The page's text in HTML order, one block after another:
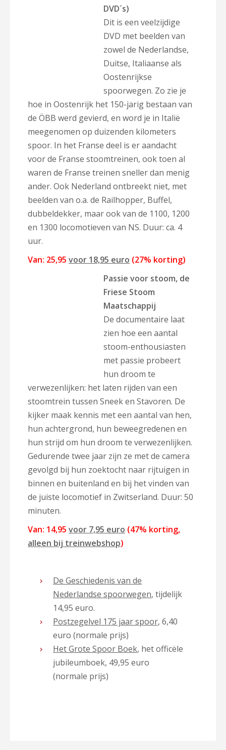
DVD´s)
Dit is een veelzijdige
DVD met beelden van
zowel de Nederlandse,
Duitse, Italiaanse als
Oostenrijkse
spoorwegen. Zo zie je
hoe in Oostenrijk het 150-jarig bestaan van
de ÖBB werd gevierd, en word je in Italië
meegenomen op duizenden kilometers
spoor. In het Franse deel is er aandacht
voor de Franse stoomtreinen, ook toen al
waren de Franse treinen sneller dan menig
ander. Ook Nederland ontbreekt niet, met
beelden van o.a. de Railhopper, Buffel,
dubbeldekker, maar ook van de 1100, 1200
en 1300 locomotieven van NS. Duur: ca. 4
uur.
Van: 25,95 voor 18,95 euro (27% korting)
Passie voor stoom, de
Friese Stoom
Maatschappij
De documentaire laat
zien hoe een aantal
stoom-enthousiasten
met passie probeert
hun droom te
verwezenlijken: het laten rijden van een
stoomtrein tussen Sneek en Stavoren. De
kijker maak kennis met een aantal van hen,
hun achtergrond, hun beweegredenen en
hun strijd om hun droom te verwezenlijken.
Gedurende twee jaar zijn ze met de camera
gevolgd bij hun zoektocht naar rijtuigen in
binnen en buitenland en bij het vinden van
de juiste locomotief in Zwitserland. Duur: 50
minuten.
Van: 14,95 voor 7,95 euro (47% korting,
alleen bij treinwebshop)
De Geschiedenis van de
Nederlandse spoorwegen, tijdelijk
14,95 euro.
Postzegelvel 175 jaar spoor, 6,40
euro (normale prijs)
Het Grote Spoor Boek, het officële
jubileumboek, 49,95 euro
(normale prijs)